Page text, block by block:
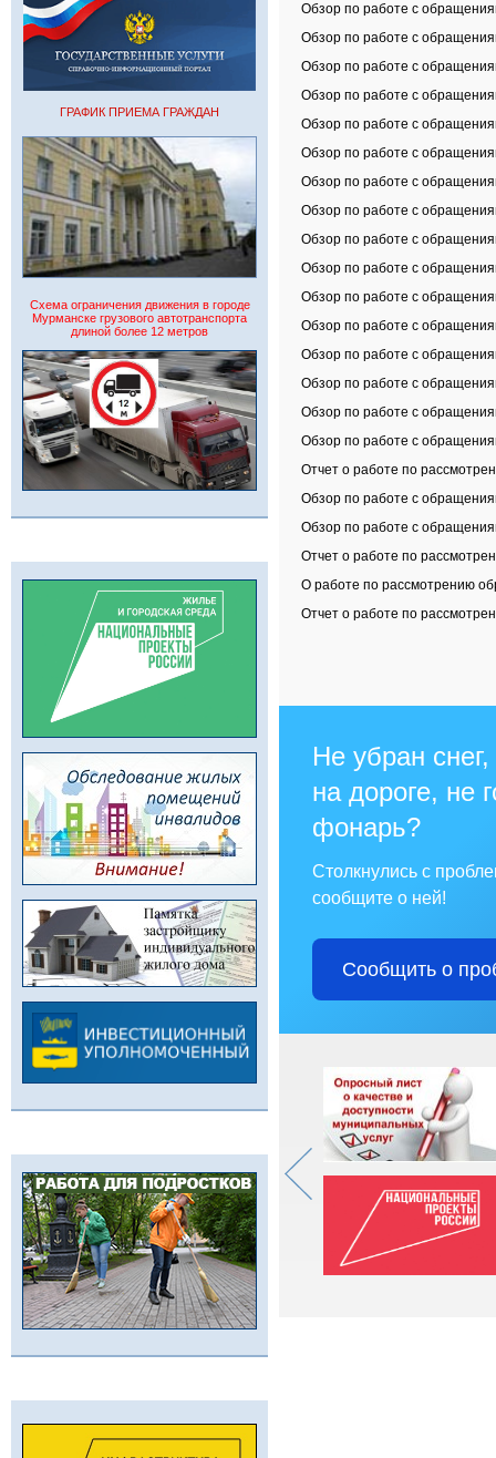
ГРАФИК ПРИЕМА ГРАЖДАН
Схема ограничения движения в городе
Мурманске грузового автотранспорта
длиной более 12 метров
Обзор по работе с
Обзор по работе с
Обзор по работе с
Обзор по работе с
Обзор по работе с
Обзор по работе с
Обзор по работе с
Обзор по работе с
Обзор по работе с
Обзор по работе с
Обзор по работе с
Обзор по работе с
Обзор по работе с
Обзор по работе с
Обзор по работе с
Обзор по работе с
Отчет о работе по
Обзор по работе с
Обзор по работе с
Отчет о работе по
О работе по рассмотрению
Отчет о работе по
Не убран
на дороге, не
фонарь?
Столкнулись с
сообщите о ней!
Сообщить о